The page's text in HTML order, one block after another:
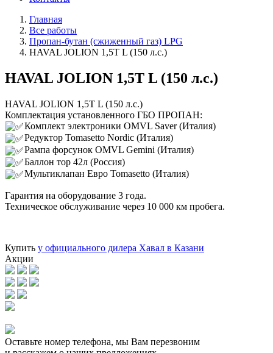
Главная
Все работы
Пропан-бутан (сжиженный газ) LPG
HAVAL JOLION 1,5T L (150 л.с.)
HAVAL JOLION 1,5T L (150 л.с.)
HAVAL JOLION 1,5T L (150 л.с.)
Комплектация установленного ГБО ПРОПАН:
Комплект электроники OMVL Saver (Италия)
Редуктор Tomasetto Nordic (Италия)
Рампа форсунок OMVL Gemini (Италия)
Баллон тор 42л (Россия)
Мультиклапан Евро Tomasetto (Италия)
Гарантия на оборудование 3 года.
Техническое обслуживание через 10 000 км пробега.
Купить у официального дилера Хавал в Казани
Акции
Оставьте номер телефона, мы Вам перезвоним